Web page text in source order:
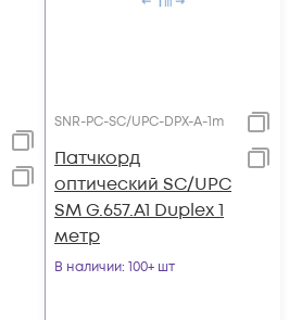
SNR-PC-SC/UPC-DPX-A-1m
Патчкорд
оптический SC/UPC
SM G.657.A1 Duplex 1
метр
В наличии: 100+ шт